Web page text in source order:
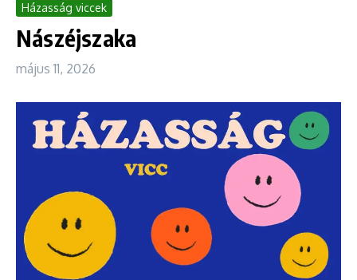
Házasság viccek
Nászéjszaka
május 11, 2026